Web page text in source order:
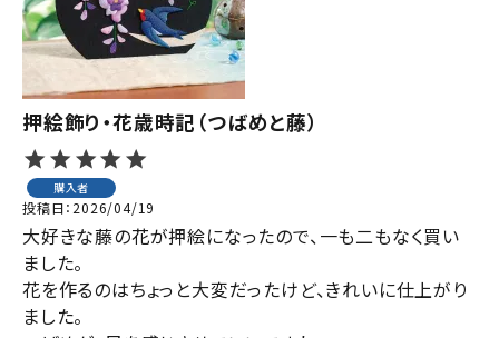
押絵飾り・花歳時記（つばめと藤）
購入者
投稿日 2026/04/19
大好きな藤の花が押絵になったので、一も二もなく買い
ました。
花を作るのはちょっと大変だったけど、きれいに仕上がり
ました。